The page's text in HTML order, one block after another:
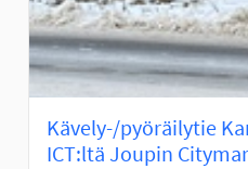
Kävely-/pyöräilytie
ICT:ltä Joupin